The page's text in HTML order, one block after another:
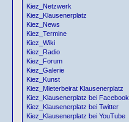
Kiez_Netzwerk
Kiez_Klausenerplatz
Kiez_News
Kiez_Termine
Kiez_Wiki
Kiez_Radio
Kiez_Forum
Kiez_Galerie
Kiez_Kunst
Kiez_Mieterbeirat Klausenerplatz
Kiez_Klausenerplatz bei Facebook
Kiez_Klausenerplatz bei Twitter
Kiez_Klausenerplatz bei YouTube